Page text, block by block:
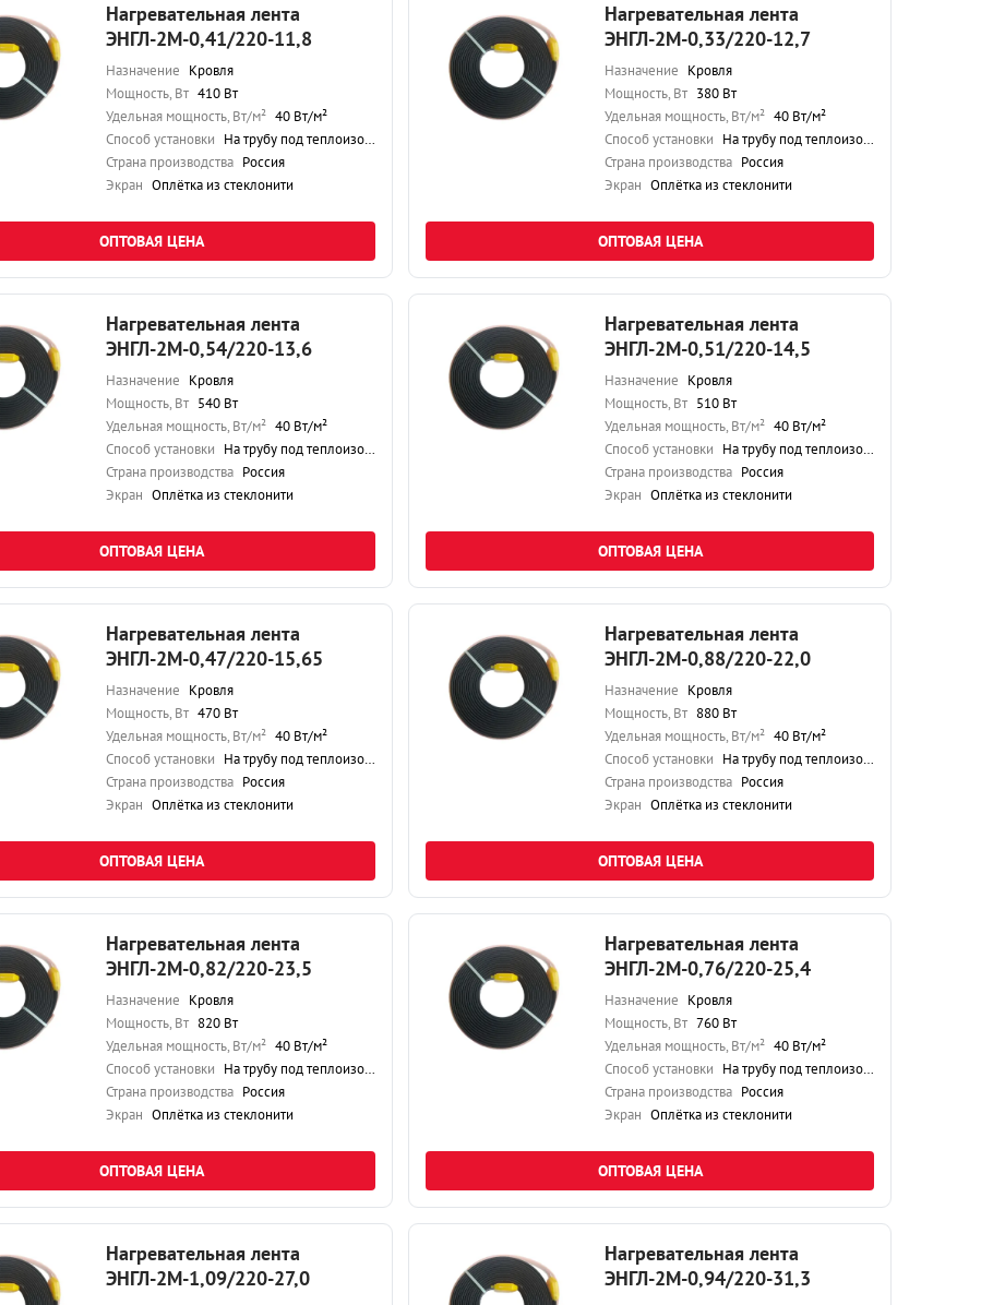
Нагревательная лента
ЭНГЛ-2М-0,41/220-11,8
Назначение Кровля
Мощность, Вт 410 Вт
Удельная мощность, Вт/м² 40 Вт/м²
Способ установки На трубу под теплоизоляцию
Страна производства Россия
Экран Оплётка из стеклонити
ОПТОВАЯ ЦЕНА
Нагревательная лента
ЭНГЛ-2М-0,33/220-12,7
Назначение Кровля
Мощность, Вт 380 Вт
Удельная мощность, Вт/м² 40 Вт/м²
Способ установки На трубу под теплоизоляцию
Страна производства Россия
Экран Оплётка из стеклонити
ОПТОВАЯ ЦЕНА
Нагревательная лента
ЭНГЛ-2М-0,54/220-13,6
Назначение Кровля
Мощность, Вт 540 Вт
Удельная мощность, Вт/м² 40 Вт/м²
Способ установки На трубу под теплоизоляцию
Страна производства Россия
Экран Оплётка из стеклонити
ОПТОВАЯ ЦЕНА
Нагревательная лента
ЭНГЛ-2М-0,51/220-14,5
Назначение Кровля
Мощность, Вт 510 Вт
Удельная мощность, Вт/м² 40 Вт/м²
Способ установки На трубу под теплоизоляцию
Страна производства Россия
Экран Оплётка из стеклонити
ОПТОВАЯ ЦЕНА
Нагревательная лента
ЭНГЛ-2М-0,47/220-15,65
Назначение Кровля
Мощность, Вт 470 Вт
Удельная мощность, Вт/м² 40 Вт/м²
Способ установки На трубу под теплоизоляцию
Страна производства Россия
Экран Оплётка из стеклонити
ОПТОВАЯ ЦЕНА
Нагревательная лента
ЭНГЛ-2М-0,88/220-22,0
Назначение Кровля
Мощность, Вт 880 Вт
Удельная мощность, Вт/м² 40 Вт/м²
Способ установки На трубу под теплоизоляцию
Страна производства Россия
Экран Оплётка из стеклонити
ОПТОВАЯ ЦЕНА
Нагревательная лента
ЭНГЛ-2М-0,82/220-23,5
Назначение Кровля
Мощность, Вт 820 Вт
Удельная мощность, Вт/м² 40 Вт/м²
Способ установки На трубу под теплоизоляцию
Страна производства Россия
Экран Оплётка из стеклонити
ОПТОВАЯ ЦЕНА
Нагревательная лента
ЭНГЛ-2М-0,76/220-25,4
Назначение Кровля
Мощность, Вт 760 Вт
Удельная мощность, Вт/м² 40 Вт/м²
Способ установки На трубу под теплоизоляцию
Страна производства Россия
Экран Оплётка из стеклонити
ОПТОВАЯ ЦЕНА
Нагревательная лента
ЭНГЛ-2М-1,09/220-27,0
Нагревательная лента
ЭНГЛ-2М-0,94/220-31,3